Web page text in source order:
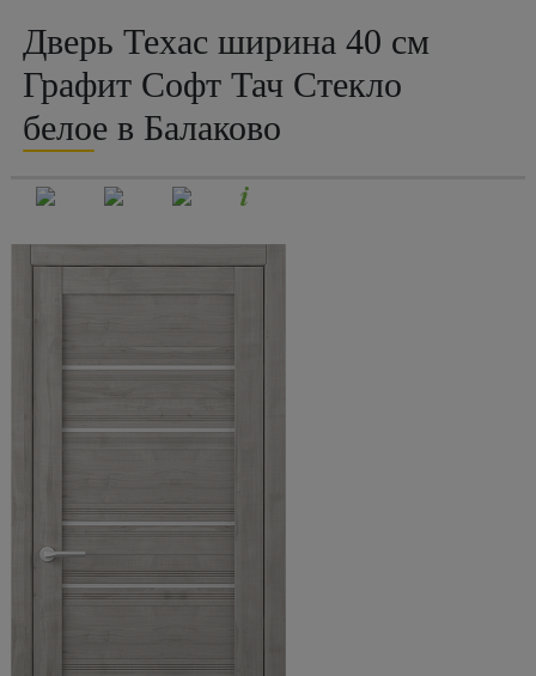
Дверь Техас ширина 40 см
Графит Софт Тач Стекло
белое в Балаково